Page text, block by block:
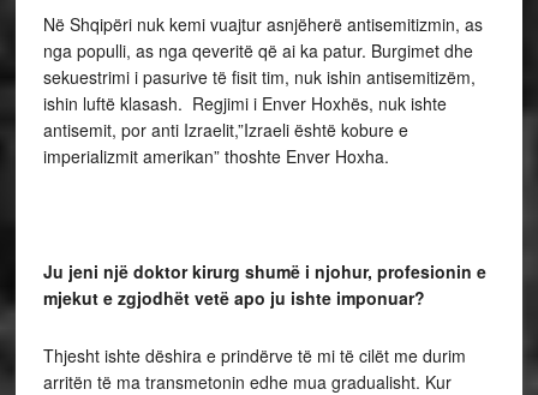
Në Shqipëri nuk kemi vuajtur asnjëherë antisemitizmin, as
nga populli, as nga qeveritë që ai ka patur. Burgimet dhe
sekuestrimi i pasurive të fisit tim, nuk ishin antisemitizëm,
ishin luftë klasash. Regjimi i Enver Hoxhës, nuk ishte
antisemit, por anti Izraelit,”Izraeli është kobure e
imperializmit amerikan” thoshte Enver Hoxha.
Ju jeni njëdoktor kirurg shumëi njohur, profesionin e
mjekut e zgjodhët vetëapo ju ishte imponuar?
Thjesht ishte dëshira e prindërve të mi të cilët me durim
arritën të ma transmetonin edhe mua gradualisht. Kur